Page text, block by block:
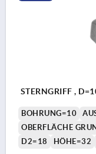
STERNGRIFF ,
BOHRUNG=10
OBERFLÄCHE
D2=18
HÖHE=32